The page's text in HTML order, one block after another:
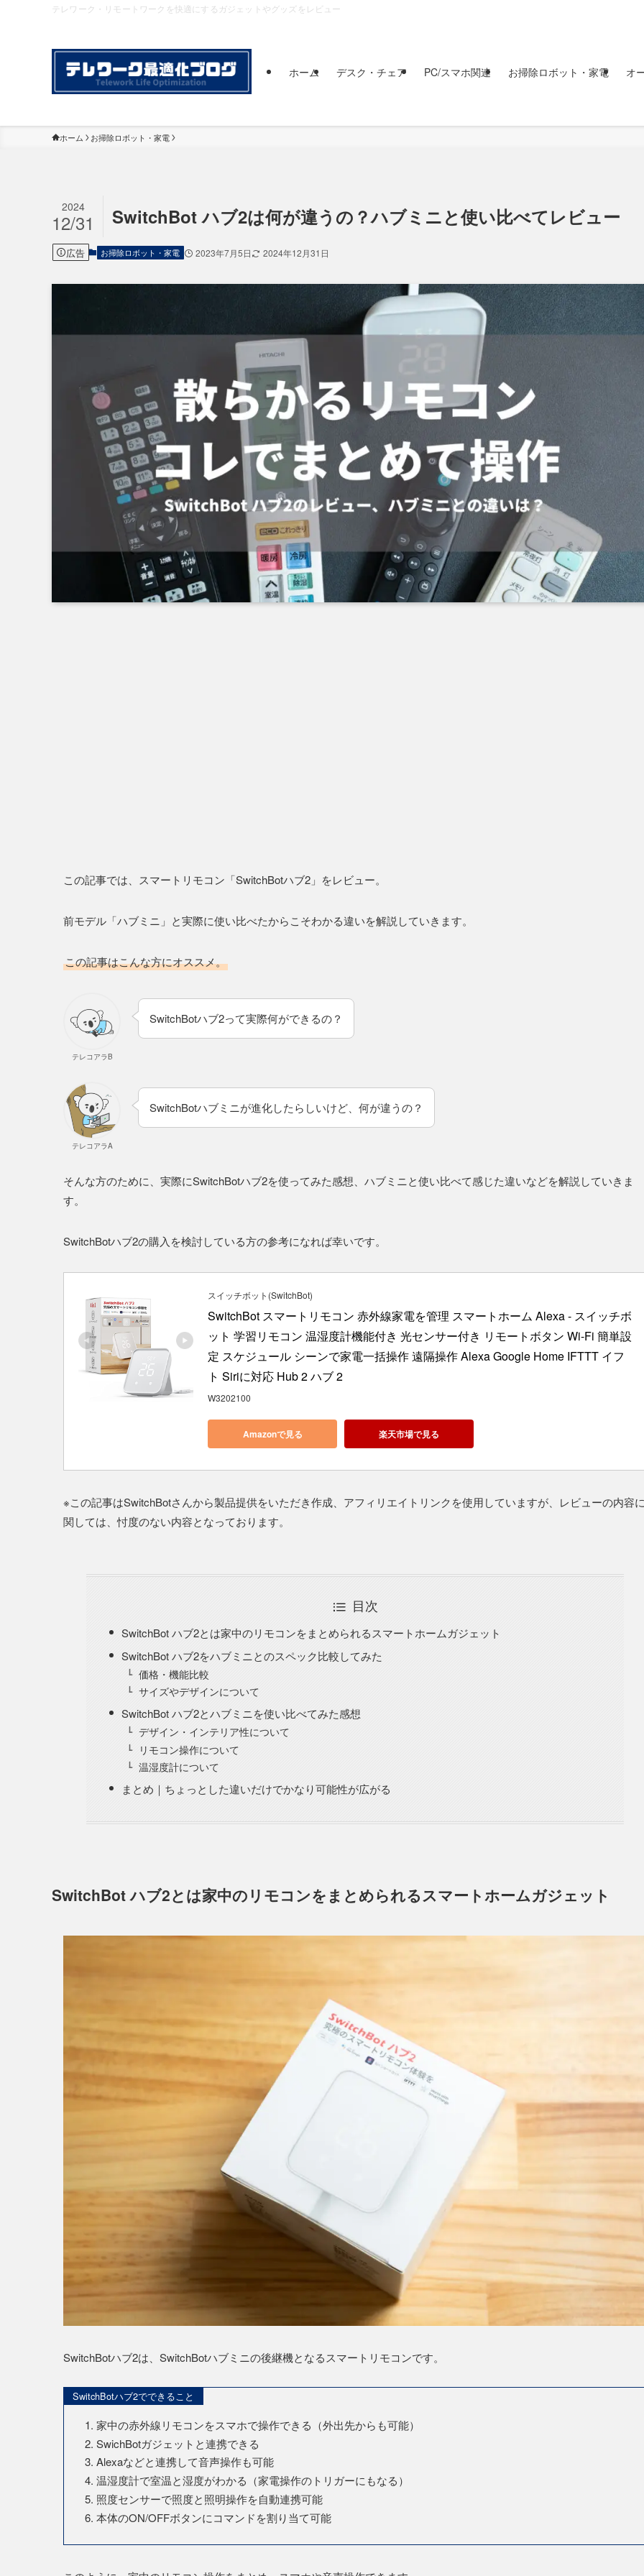
テレワーク・リモートワークを快適にするガジェットやグッズをレビュー
ホーム デスク・チェア PC/スマホ関連 お掃除ロボット・家電 オ
ホーム お掃除ロボット・家電
SwitchBot ハブ2は何が違うの？ハブミニと使い比べてレビュー
2024
12/31
広告 お掃除ロボット・家電 2023年7月5日 2024年12月31日
この記事では、スマートリモコン「SwitchBotハブ2」をレビュー。
前モデル「ハブミニ」と実際に使い比べたからこそわかる違いを解説していきます。
この記事はこんな方にオススメ。
テレコアラB
SwitchBotハブ2って実際何ができるの？
テレコアラA
SwitchBotハブミニが進化したらしいけど、何が違うの？
そんな方のために、実際にSwitchBotハブ2を使ってみた感想、ハブミニと使い比べて感じた違いなどを解説していきま
す。
SwitchBotハブ2の購入を検討している方の参考になれば幸いです。
スイッチボット(SwitchBot)
SwitchBot スマートリモコン 赤外線家電を管理 スマートホーム Alexa - スイッチボ
ット 学習リモコン 温湿度計機能付き 光センサー付き リモートボタン Wi-Fi 簡単設
定 スケジュール シーンで家電一括操作 遠隔操作 Alexa Google Home IFTTT イフ
ト Siriに対応 Hub 2 ハブ 2
W3202100
Amazonで見る 楽天市場で見る
※この記事はSwitchBotさんから製品提供をいただき作成、アフィリエイトリンクを使用していますが、レビューの内容
関しては、忖度のない内容となっております。
目次
SwitchBot ハブ2とは家中のリモコンをまとめられるスマートホームガジェット
SwitchBot ハブ2をハブミニとのスペック比較してみた
価格・機能比較
サイズやデザインについて
SwitchBot ハブ2とハブミニを使い比べてみた感想
デザイン・インテリア性について
リモコン操作について
温湿度計について
まとめ｜ちょっとした違いだけでかなり可能性が広がる
SwitchBot ハブ2とは家中のリモコンをまとめられるスマートホームガジェット
SwitchBotハブ2は、SwitchBotハブミニの後継機となるスマートリモコンです。
SwitchBotハブ2でできること
家中の赤外線リモコンをスマホで操作できる（外出先からも可能）
SwichBotガジェットと連携できる
Alexaなどと連携して音声操作も可能
温湿度計で室温と湿度がわかる（家電操作のトリガーにもなる）
照度センサーで照度と照明操作を自動連携可能
本体のON/OFFボタンにコマンドを割り当て可能